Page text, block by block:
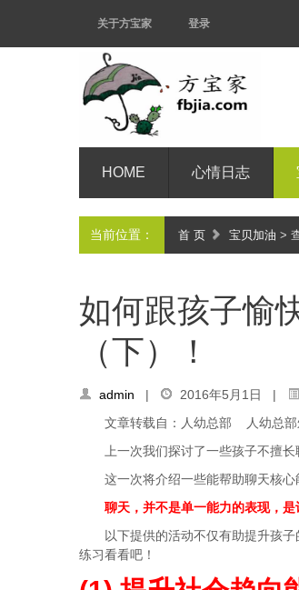
关于方宝家 登录
HOME 心情日志
当前位置： 首 页 宝贝加油 >
如何跟孩子愉
（下）！
admin | 2016年5月1日 |
文章转载自：人幼总部 人幼总部
上一次我们探讨了一些孩子不擅长
这一次将介绍一些能帮助聊天核
聊天，并不是单一能力的表现，
以下提供的活动不仅有助提升孩
练习看看吧！